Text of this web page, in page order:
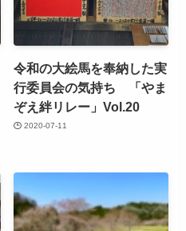
令和の大絵馬を奉納した実
行委員会の気持ち 「やま
ぞえ絆リレー」Vol.20
2020-07-11